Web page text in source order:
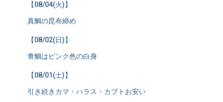
【08/04(火)】
真鯛の昆布締め
【08/02(日)】
青鯛はピンク色の白身
【08/01(土)】
引き続きカマ・ハラス・カブトお安い